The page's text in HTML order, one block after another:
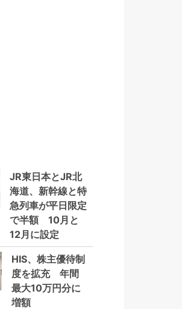
JR東日本とJR北
海道、新幹線と特
急列車が平日限定
で半額 10月と
12月に設定
HIS、株主優待制
度を拡充 年間
最大10万円分に
増額